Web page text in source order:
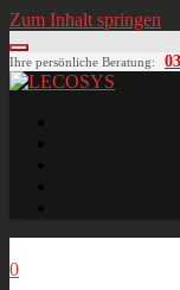
Zum Inhalt springen
Ihre persönliche Beratung:
0